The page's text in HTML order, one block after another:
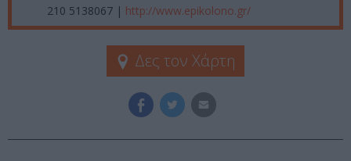
210 5138067 | http://www.epikolono.gr/
Δες τον Χάρτη